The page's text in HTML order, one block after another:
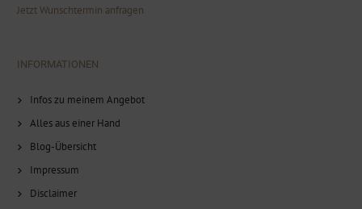
Jetzt Wunschtermin anfragen
INFORMATIONEN
Infos zu meinem Angebot
Alles aus einer Hand
Blog-Übersicht
Impressum
Disclaimer